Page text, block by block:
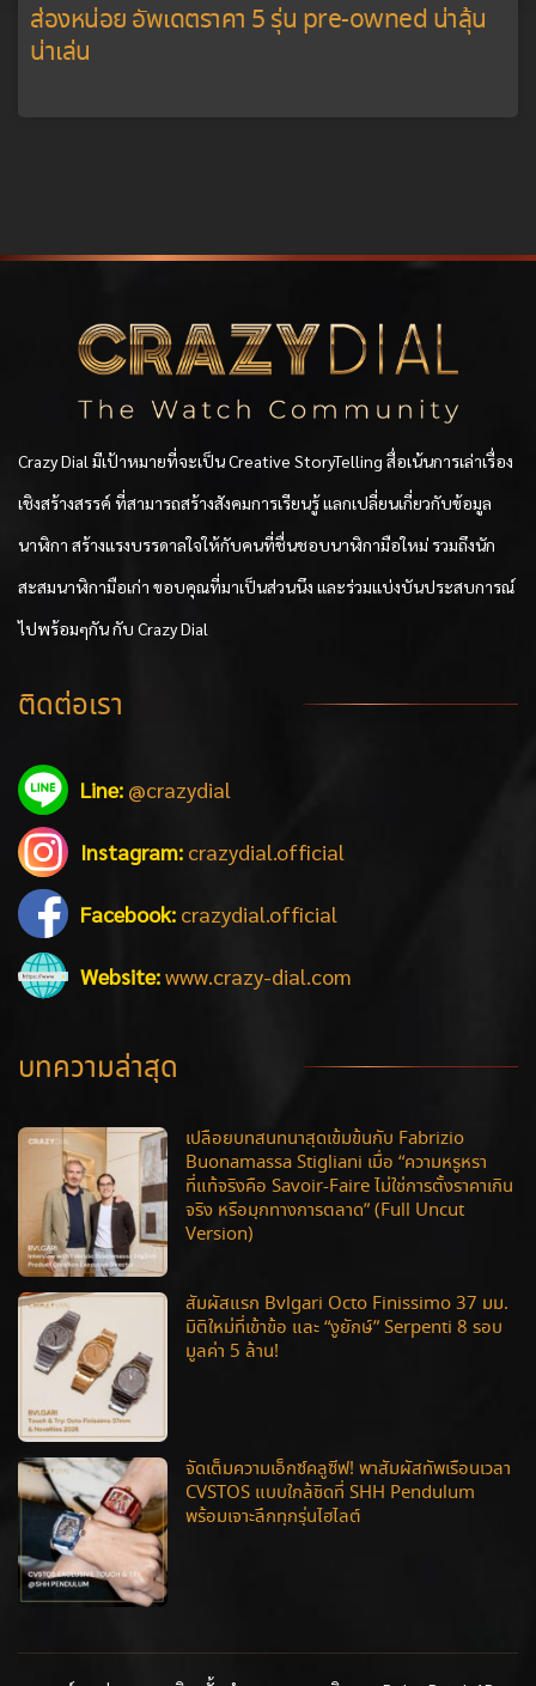
ส่องหน่อย อัพเดตราคา 5 รุ่น pre-owned น่าลุ้น
น่าเล่น
Crazy Dial มีเป้าหมายที่จะเป็น Creative StoryTelling สื่อเน้นการเล่าเรื่อง
เชิงสร้างสรรค์ ที่สามารถสร้างสังคมการเรียนรู้ แลกเปลี่ยนเกี่ยวกับข้อมูล
นาฬิกา สร้างแรงบรรดาลใจให้กับคนที่ชื่นชอบนาฬิกามือใหม่ รวมถึงนัก
สะสมนาฬิกามือเก่า ขอบคุณที่มาเป็นส่วนนึง และร่วมแบ่งบันประสบการณ์
ไปพร้อมๆกัน กับ Crazy Dial
ติดต่อเรา
Line: @crazydial
Instagram: crazydial.official
Facebook: crazydial.official
Website:www.crazy-dial.com
บทความล่าสุด
เปลือยบทสนทนาสุดเข้มข้นกับ Fabrizio
Buonamassa Stigliani เมื่อ “ความหรูหรา
ที่แท้จริงคือ Savoir-Faire ไม่ใช่การตั้งราคาเกิน
จริง หรือมุกทางการตลาด” (Full Uncut
Version)
สัมผัสแรก Bvlgari Octo Finissimo 37 มม.
มิติใหม่ที่เข้าข้อ และ “งูยักษ์” Serpenti 8 รอบ
มูลค่า 5 ล้าน!
จัดเต็มความเอ็กซ์คลูซีฟ! พาสัมผัสทัพเรือนเวลา
CVSTOS แบบใกล้ชิดที่ SHH Pendulum
พร้อมเจาะลึกทุกรุ่นไฮไลต์